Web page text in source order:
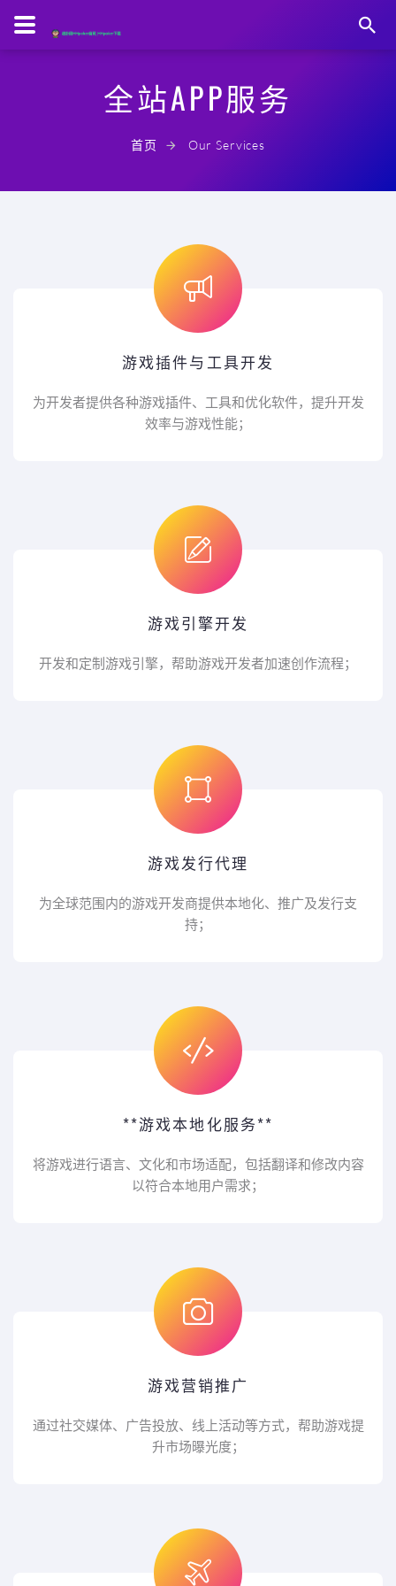
全站APP服务
首页 Our Services
游戏插件与工具开发
为开发者提供各种游戏插件、工具和优化软件，提升开发
效率与游戏性能；
游戏引擎开发
开发和定制游戏引擎，帮助游戏开发者加速创作流程；
游戏发行代理
为全球范围内的游戏开发商提供本地化、推广及发行支
持；
**游戏本地化服务**
将游戏进行语言、文化和市场适配，包括翻译和修改内容
以符合本地用户需求；
游戏营销推广
通过社交媒体、广告投放、线上活动等方式，帮助游戏提
升市场曝光度；